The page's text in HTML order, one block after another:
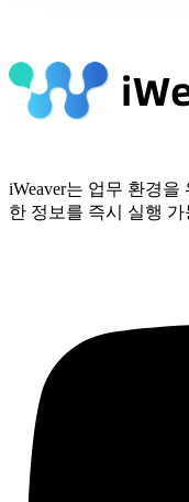
iWeaver는 업무 환경
한 정보를 즉시 실행